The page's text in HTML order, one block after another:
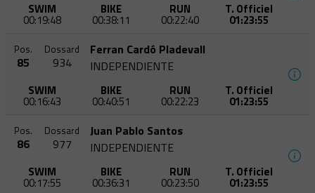
SWIM
00:19:48
BIKE
00:38:11
RUN
00:22:40
T. Officiel
01:23:55
Pos.
85
Dossard
934
Ferran Cardó Pladevall
INDEPENDIENTE
SWIM
00:16:43
BIKE
00:40:51
RUN
00:22:23
T. Officiel
01:23:55
Pos.
86
Dossard
977
Juan Pablo Santos
INDEPENDIENTE
SWIM
00:17:55
BIKE
00:36:31
RUN
00:23:50
T. Officiel
01:23:55